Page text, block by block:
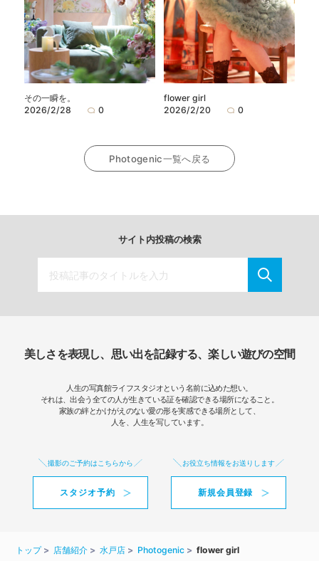
その一瞬を。
2026/2/28
0
flower girl
2026/2/20
0
Photogenic一覧へ戻る
サイト内投稿の検索
美しさを表現し、思い出を記録する、楽しい遊びの空間
人生の写真館ライフスタジオという名前に込めた想い。
それは、出会う全ての人が生きている証を確認できる場所になること。
家族の絆とかけがえのない愛の形を実感できる場所として、
人を、人生を写しています。
撮影のご予約はこちらから
スタジオ予約
お役立ち情報をお送りします
新規会員登録
トップ 店舗紹介 水戸店 Photogenic flower girl